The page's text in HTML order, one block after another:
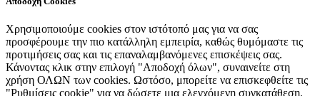
Χρησιμοποιούμε cookies στον ιστότοπό μας για να σας
προσφέρουμε την πιο κατάλληλη εμπειρία, καθώς θυμόμαστε τις
προτιμήσεις σας και τις επαναλαμβανόμενες επισκέψεις σας.
Κάνοντας κλικ στην επιλογή "Αποδοχή όλων", συναινείτε στη
χρήση ΟΛΩΝ των cookies. Ωστόσο, μπορείτε να επισκεφθείτε τις
"Ρυθμίσεις cookie" για να δώσετε μια ελεγχόμενη συγκατάθεση.